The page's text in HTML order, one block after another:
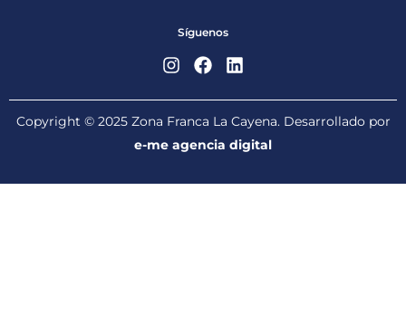
Síguenos
Copyright © 2025 Zona Franca La Cayena. Desarrollado por
e-me agencia digital